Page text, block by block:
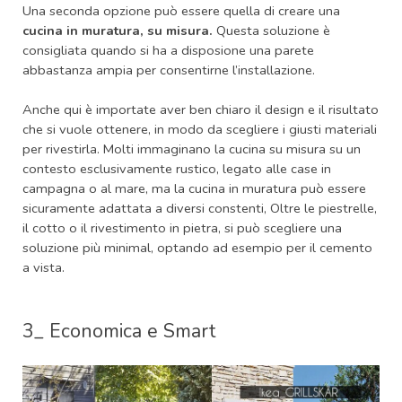
Una seconda opzione può essere quella di creare una
cucina in muratura, su misura. Questa soluzione è
consigliata quando si ha a disposione una parete
abbastanza ampia per consentirne l’installazione.
Anche qui è importate aver ben chiaro il design e il risultato
che si vuole ottenere, in modo da scegliere i giusti materiali
per rivestirla. Molti immaginano la cucina su misura su un
contesto esclusivamente rustico, legato alle case in
campagna o al mare, ma la cucina in muratura può essere
sicuramente adattata a diversi constenti, Oltre le piestrelle,
il cotto o il rivestimento in pietra, si può scegliere una
soluzione più minimal, optando ad esempio per il cemento
a vista.
3_ Economica e Smart